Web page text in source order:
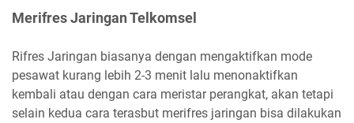
Merifres Jaringan Telkomsel
Rifres Jaringan biasanya dengan mengaktifkan mode
pesawat kurang lebih 2-3 menit lalu menonaktifkan
kembali atau dengan cara meristar perangkat, akan tetapi
selain kedua cara terasbut merifres jaringan bisa dilakukan